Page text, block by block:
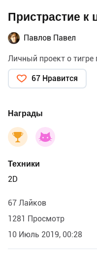
Пристрастие к
Павлов Павел
Личный проект о тигре
67 Нравится
Награды
Техники
2D
67 Лайков
1281 Просмотр
10 Июль 2019, 00:28